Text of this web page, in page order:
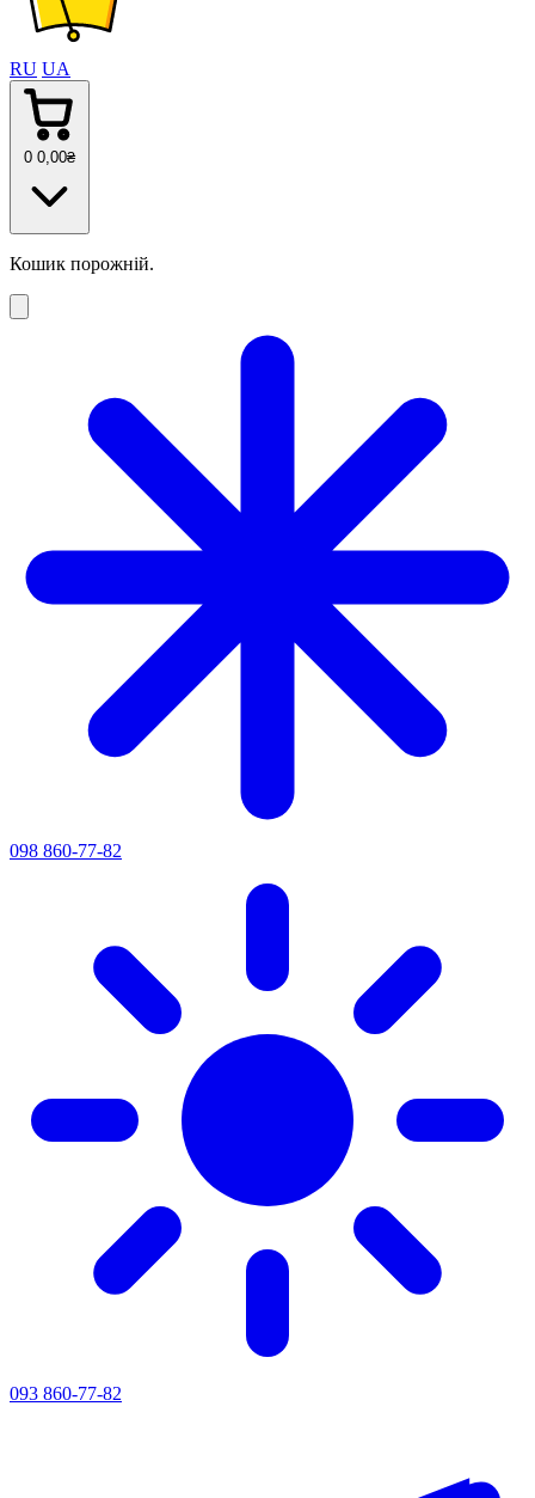
RU UA
0 0 ,00₴
Кошик порожній.
098 860-77-82
093 860-77-82